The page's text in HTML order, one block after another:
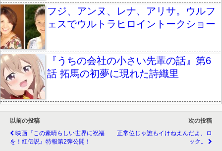
フジ、アンヌ、レナ、アリサ。ウルフ
ェスでウルトラヒロイントークショー
『うちの会社の小さい先輩の話』第6
話 拓馬の初夢に現れた詩織里
以前の投稿
映画『この素晴らしい世界に祝福
を！紅伝説』特報第2弾公開！
次の投稿
正常位じゃ誰もイけねえんだよ、ロ
ック。